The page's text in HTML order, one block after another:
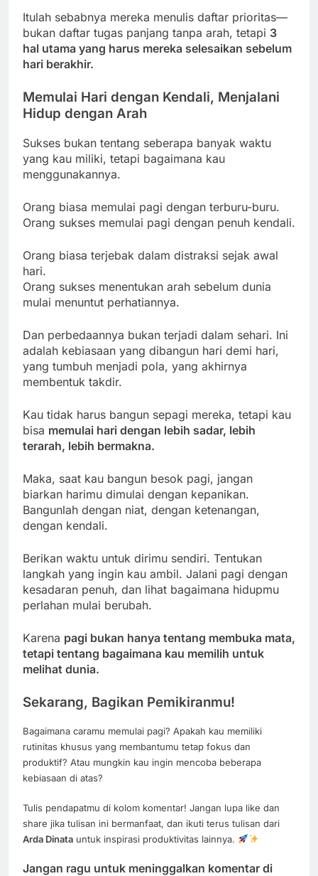
Itulah sebabnya mereka menulis daftar prioritas—
bukan daftar tugas panjang tanpa arah, tetapi 3
hal utama yang harus mereka selesaikan sebelum
hari berakhir.
Memulai Hari dengan Kendali, Menjalani
Hidup dengan Arah
Sukses bukan tentang seberapa banyak waktu
yang kau miliki, tetapi bagaimana kau
menggunakannya.
Orang biasa memulai pagi dengan terburu-buru.
Orang sukses memulai pagi dengan penuh kendali.
Orang biasa terjebak dalam distraksi sejak awal
hari.
Orang sukses menentukan arah sebelum dunia
mulai menuntut perhatiannya.
Dan perbedaannya bukan terjadi dalam sehari. Ini
adalah kebiasaan yang dibangun hari demi hari,
yang tumbuh menjadi pola, yang akhirnya
membentuk takdir.
Kau tidak harus bangun sepagi mereka, tetapi kau
bisa memulai hari dengan lebih sadar, lebih
terarah, lebih bermakna.
Maka, saat kau bangun besok pagi, jangan
biarkan harimu dimulai dengan kepanikan.
Bangunlah dengan niat, dengan ketenangan,
dengan kendali.
Berikan waktu untuk dirimu sendiri. Tentukan
langkah yang ingin kau ambil. Jalani pagi dengan
kesadaran penuh, dan lihat bagaimana hidupmu
perlahan mulai berubah.
Karena pagi bukan hanya tentang membuka mata,
tetapi tentang bagaimana kau memilih untuk
melihat dunia.
Sekarang, Bagikan Pemikiranmu!
Bagaimana caramu memulai pagi? Apakah kau memiliki
rutinitas khusus yang membantumu tetap fokus dan
produktif? Atau mungkin kau ingin mencoba beberapa
kebiasaan di atas?
Tulis pendapatmu di kolom komentar! Jangan lupa like dan
share jika tulisan ini bermanfaat, dan ikuti terus tulisan dari
Arda Dinata untuk inspirasi produktivitas lainnya.
Jangan ragu untuk meninggalkan komentar di